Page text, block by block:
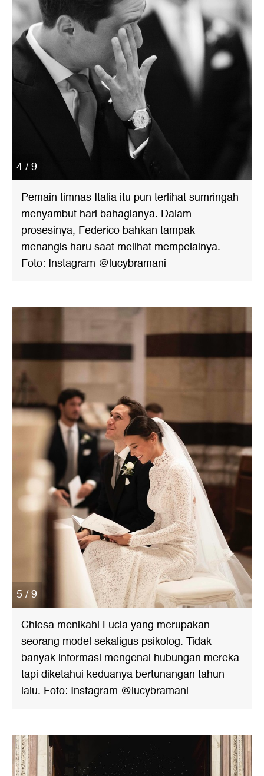
4 / 9
Pemain timnas Italia itu pun terlihat sumringah
menyambut hari bahagianya. Dalam
prosesinya, Federico bahkan tampak
menangis haru saat melihat mempelainya.
Foto: Instagram @lucybramani
5 / 9
Chiesa menikahi Lucia yang merupakan
seorang model sekaligus psikolog. Tidak
banyak informasi mengenai hubungan mereka
tapi diketahui keduanya bertunangan tahun
lalu. Foto: Instagram @lucybramani